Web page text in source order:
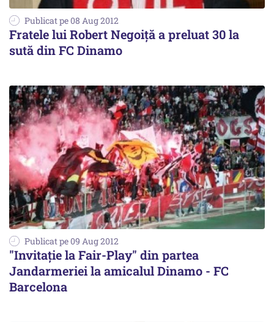
Publicat pe 08 Aug 2012
Fratele lui Robert Negoiţă a preluat 30 la
sută din FC Dinamo
Publicat pe 09 Aug 2012
"Invitație la Fair-Play" din partea
Jandarmeriei la amicalul Dinamo - FC
Barcelona